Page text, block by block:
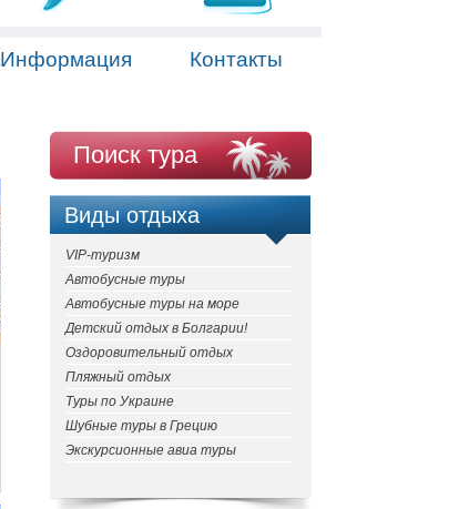
Информация Контакты
Поиск тура
Виды отдыха
VIP-туризм
Автобусные туры
Автобусные туры на море
Детский отдых в Болгарии!
Оздоровительный отдых
Пляжный отдых
Туры по Украине
Шубные туры в Грецию
Экскурсионные авиа туры